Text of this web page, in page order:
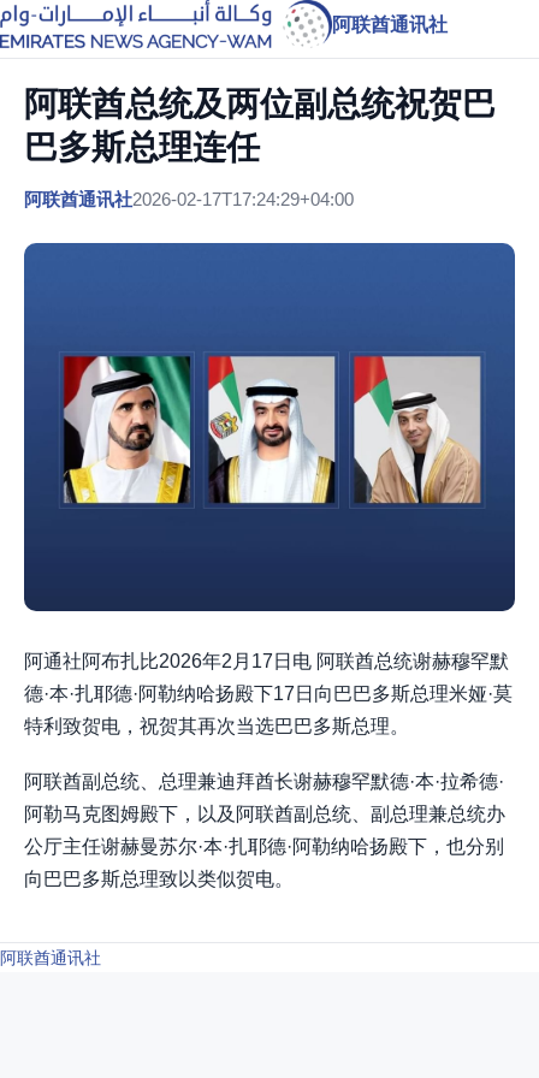
阿联酋通讯社
阿联酋总统及两位副总统祝贺巴
巴多斯总理连任
阿联酋通讯社2026-02-17T17:24:29+04:00
阿通社阿布扎比2026年2月17日电 阿联酋总统谢赫穆罕默
德·本·扎耶德·阿勒纳哈扬殿下17日向巴巴多斯总理米娅·莫
特利致贺电，祝贺其再次当选巴巴多斯总理。
阿联酋副总统、总理兼迪拜酋长谢赫穆罕默德·本·拉希德·
阿勒马克图姆殿下，以及阿联酋副总统、副总理兼总统办
公厅主任谢赫曼苏尔·本·扎耶德·阿勒纳哈扬殿下，也分别
向巴巴多斯总理致以类似贺电。
阿联酋通讯社